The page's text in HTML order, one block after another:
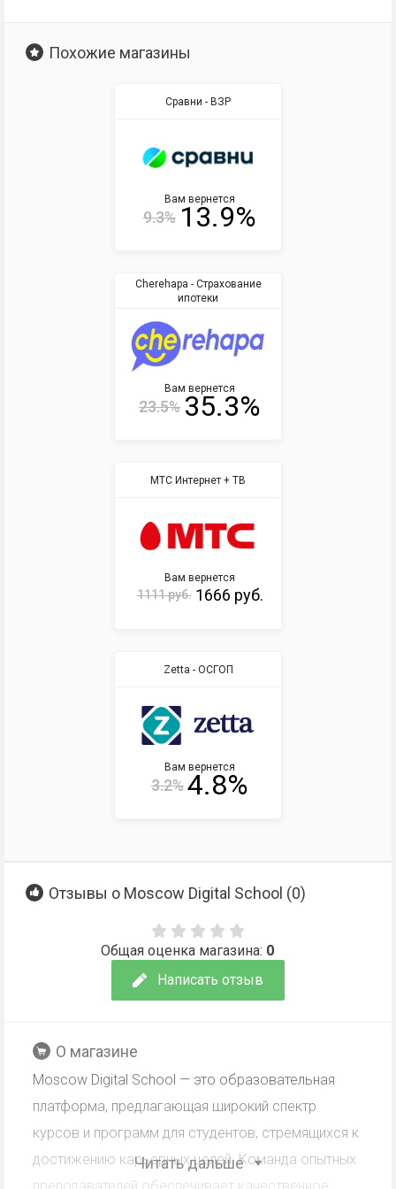
Похожие магазины
Сравни - ВЗР
Вам вернется
9.3% 13.9%
Cherehapa - Страхование
ипотеки
Вам вернется
23.5% 35.3%
МТС Интернет + ТВ
Вам вернется
1111 руб. 1666 руб.
Zetta - ОСГОП
Вам вернется
3.2%4.8%
Отзывы о Moscow Digital School (0)
Написать отзыв
Общая оценка магазина: 0
О магазине
Moscow Digital School — это образовательная
платформа, предлагающая широкий спектр
курсов и программ для студентов, стремящихся к
достижению карьерных целей. Команда опытных
Читать дальше